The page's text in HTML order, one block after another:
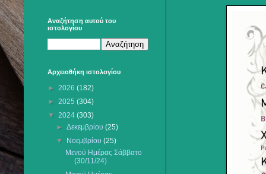
Αναζήτηση αυτού του
ιστολογίου
Αρχειοθήκη ιστολογίου
► 2026 (182)
► 2025 (304)
▼ 2024 (303)
►Δεκεμβρίου(25)
▼
Νοεμβρίου(25)
Mενού Ημέρας Σάββατο
(30/11/24)